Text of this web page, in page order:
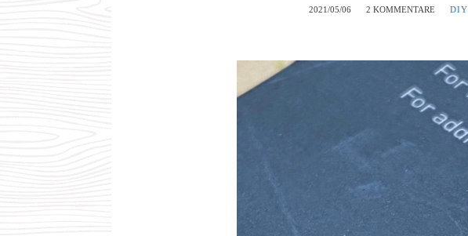
2021/05/06 2 KOMMENTARE DIY